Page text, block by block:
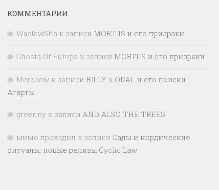
КОММЕНТАРИИ
WaclawSha к записи MORTIIS и его призраки
Ghosts Of Europa к записи MORTIIS и его призраки
Merzbow к записи BILLY ᛟ ODAL и его поиски
Агарты
greenny к записи AND ALSO THE TREES
мимо проходил к записи Сады и нордические
ритуалы: новые релизы Cyclic Law